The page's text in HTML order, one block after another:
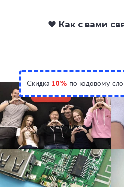
❤️ Как с вами
Скидка 10% по кодовому